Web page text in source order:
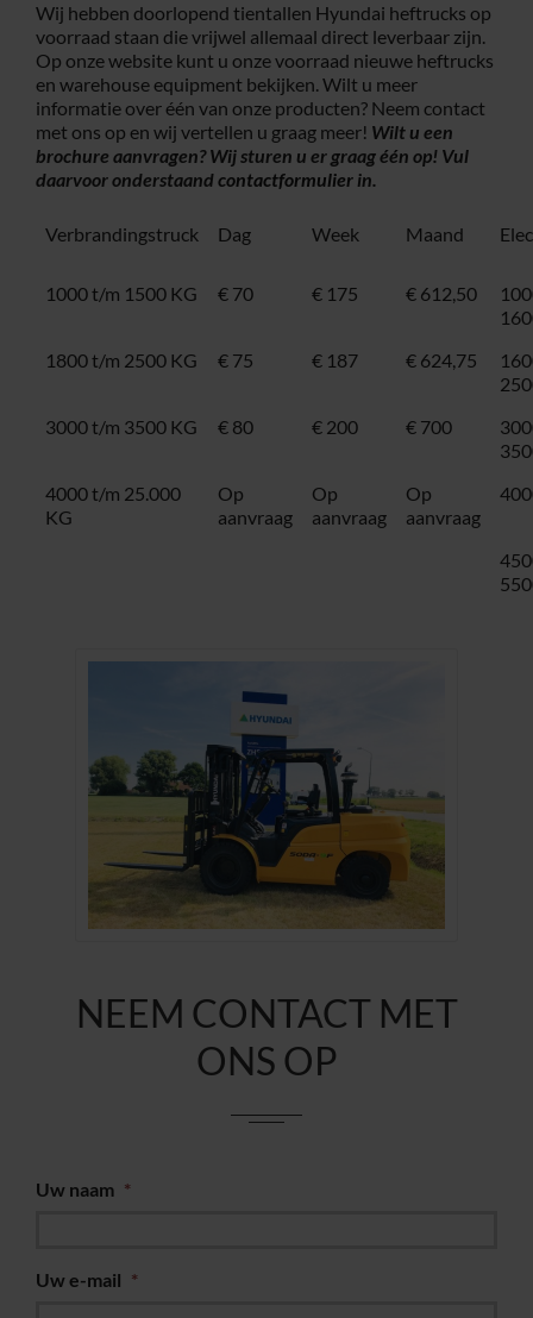
Wij hebben doorlopend tientallen Hyundai heftrucks op
voorraad staan die vrijwel allemaal direct leverbaar zijn.
Op onze website kunt u onze voorraad nieuwe heftrucks
en warehouse equipment bekijken. Wilt u meer
informatie over één van onze producten? Neem contact
met ons op en wij vertellen u graag meer! Wilt u een
brochure aanvragen? Wij sturen u er graag één op! Vul
daarvoor onderstaandcontactformulierin.
Verbrandingstruck Dag Week Maand
1000 t/m 1500 KG € 70 € 175 € 612,50
1800 t/m 2500 KG
€ 75 € 187 € 624,75
3000 t/m 3500 KG
€ 80 € 200 € 700
4000 t/m 25.000
KG
Op
aanvraag
Op
aanvraag
Op
aanvraag
NEEM CONTACT MET
ONS OP
Uw naam *
Uw e-mail *